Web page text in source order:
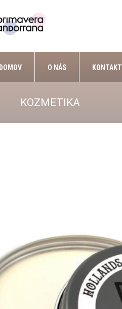
DOMOV O NÁS KONTAKT
KOZMETIKA